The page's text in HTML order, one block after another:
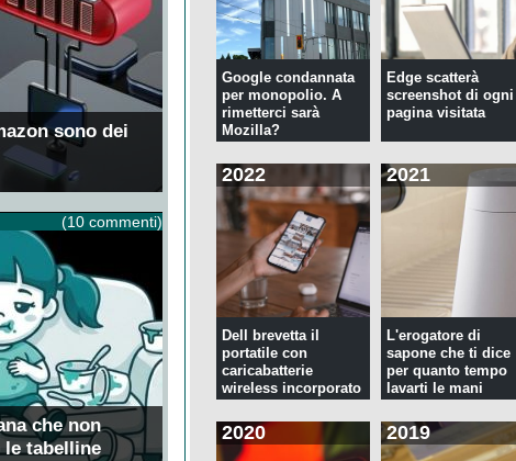
Google condannata
per monopolio. A
rimetterci sarà
Mozilla?
Edge scatterà
screenshot di ogni
pagina visitata
2022
Dell brevetta il
portatile con
caricabatterie
wireless incorporato
2021
L'erogatore di
sapone che ti dice
per quanto tempo
lavarti le mani
2020 2019
sono dei
(10 commenti)
che non
le tabelline